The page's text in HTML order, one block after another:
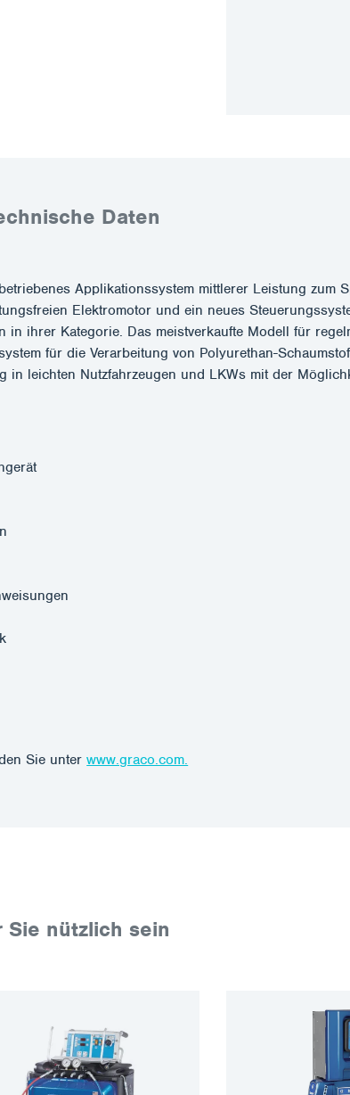
Daten
Applikationssystem mittlerer Leistung zum
Elektromotor und ein neues
ihrer Kategorie. Das meistverkaufte Modell für
für die Verarbeitung von Polyurethan-
in leichten Nutzfahrzeugen und LKWs mit der
Sie unterwww.graco.com.
Sie nützlich sein